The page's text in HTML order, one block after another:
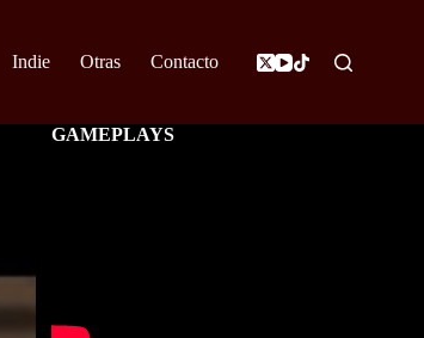
Indie Otras Contacto
GAMEPLAYS